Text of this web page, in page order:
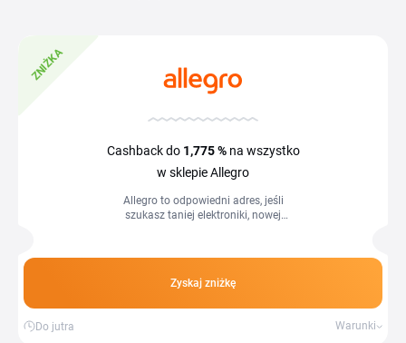
biletów na wybrane imprezy. Możesz kupować zarówno od
dużych sklepów, jak i sprzedawców blisko Ciebie dzięki
rabatowy – dzięki niemu nie przepłacisz. Zdobądź
ekskluzywne kupony zniżkowe i oferty cashback na Tipli.pl,
aby maksymalizować oszczędności na swoje ulubione
ZNIŻKA
Cashback do 1,775 %na wszystko
w sklepie Allegro
Allegro to odpowiedni adres, jeśli
szukasz taniej elektroniki, nowej
Zyskaj zniżkę
Do jutra Warunki